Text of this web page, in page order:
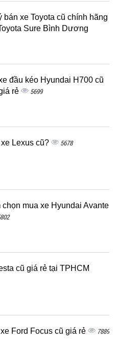
bán xe Toyota cũ chính hãng
Sure Bình Dương
đầu kéo Hyundai H700 cũ
rẻ
5699
Lexus cũ? 5678
chọn mua xe Hyundai Avante
cũ giá rẻ tại TPHCM
Ford Focus cũ giá rẻ 7889